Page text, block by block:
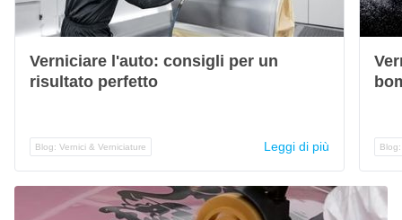
Verniciare l'auto: consigli per un
risultato perfetto
Blog: Vernici & Verniciature Leggi di più